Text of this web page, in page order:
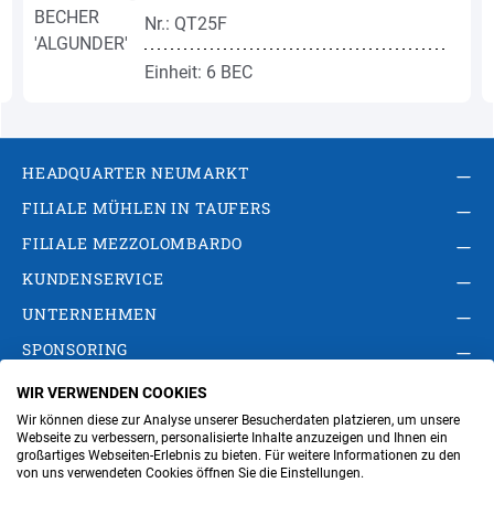
Nr.: QT25F
Einheit: 6 BEC
HEADQUARTER NEUMARKT
FILIALE MÜHLEN IN TAUFERS
FILIALE MEZZOLOMBARDO
KUNDENSERVICE
UNTERNEHMEN
SPONSORING
AGB Privacy Policy
Impressum
Cookie-Einstellungen ändern
Verwaltung
WIR VERWENDEN COOKIES
Wir können diese zur Analyse unserer Besucherdaten platzieren, um unsere
Webseite zu verbessern, personalisierte Inhalte anzuzeigen und Ihnen ein
großartiges Webseiten-Erlebnis zu bieten. Für weitere Informationen zu den
von uns verwendeten Cookies öffnen Sie die Einstellungen.